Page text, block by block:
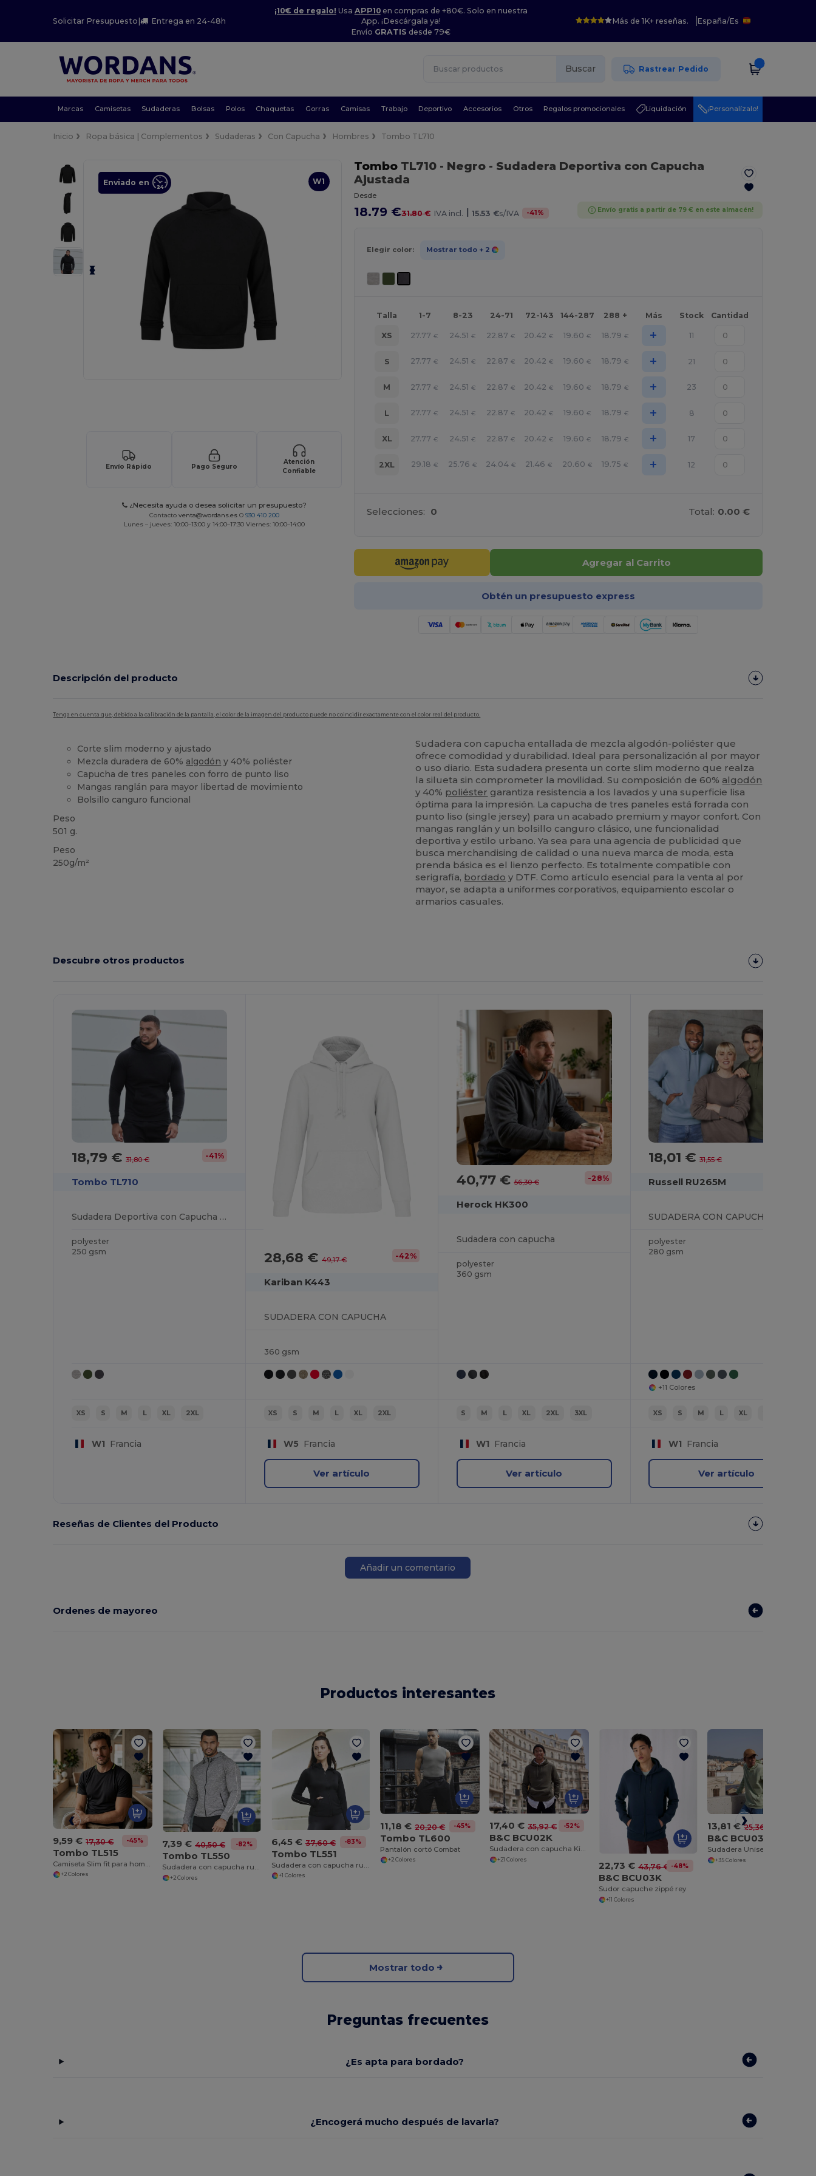
Solicitar Presupuesto | Entrega en 24-48h
¡10€ de regalo! Usa APP10en compras de +80€. Solo en nuestra
App. ¡Descárgala ya!
Envío GRATIS desde 79€
Más de 1K+ reseñas. España/Es
Buscar Rastrear Pedido
Marcas Camisetas Sudaderas Bolsas Polos Chaquetas Gorras Camisas Trabajo Deportivo Accesorios Otros Regalos promocionales Liquidación ¡Personalízalo!
Inicio Ropa básica | Complementos Sudaderas Con Capucha Hombres Tombo TL710
W1
Enviado en
Envío Rápido Pago Seguro
Atención
Confiable
¿Necesita ayuda o desea solicitar un presupuesto?
Contacto venta@wordans.es O 930 410 200
Lunes – jueves: 10:00–13:00 y 14:00–17:30 Viernes: 10:00–14:00
TomboTL710 - Negro- Sudadera Deportiva con Capucha
Ajustada
Desde
18.79 €31.80 € IVA incl. | 15.53 €s/IVA -41% Envío gratis a partir de 79 € en este almacén!
Elegir color: Mostrar todo + 2
Talla 1-7 8-23 24-71 72-143 144-287 288 + Más Stock Cantidad
XS 27.77 € 24.51 € 22.87 € 20.42 € 19.60 € 18.79 € + 11
S 27.77 € 24.51 € 22.87 € 20.42 € 19.60 € 18.79 € + 21
M 27.77 € 24.51 € 22.87 € 20.42 € 19.60 € 18.79 € + 23
L 27.77 € 24.51 € 22.87 € 20.42 € 19.60 € 18.79 € + 8
XL 27.77 € 24.51 € 22.87 € 20.42 € 19.60 € 18.79 € + 17
2XL 29.18 € 25.76 € 24.04 € 21.46 € 20.60 € 19.75 € + 12
Selecciones: 0 Total: 0.00 €
Agregar al Carrito
Obtén un presupuesto express
Descripción del producto
Tenga en cuenta que, debido a la calibración de la pantalla, el color de la imagen del producto puede no coincidir exactamente con el color real del producto.
Corte slim moderno y ajustado
Mezcla duradera de 60% algodón y 40% poliéster
Capucha de tres paneles con forro de punto liso
Mangas ranglán para mayor libertad de movimiento
Bolsillo canguro funcional
Peso
501 g.
Peso
250g/m²
Sudadera con capucha entallada de mezcla algodón-poliéster que
ofrece comodidad y durabilidad. Ideal para personalización al por mayor
o uso diario. Esta sudadera presenta un corte slim moderno que realza
la silueta sin comprometer la movilidad. Su composición de 60% algodón
y 40% poliéster garantiza resistencia a los lavados y una superficie lisa
óptima para la impresión. La capucha de tres paneles está forrada con
punto liso (single jersey) para un acabado premium y mayor confort. Con
mangas ranglán y un bolsillo canguro clásico, une funcionalidad
deportiva y estilo urbano. Ya sea para una agencia de publicidad que
busca merchandising de calidad o una nueva marca de moda, esta
prenda básica es el lienzo perfecto. Es totalmente compatible con
serigrafía, bordado y DTF. Como artículo esencial para la venta al por
mayor, se adapta a uniformes corporativos, equipamiento escolar o
armarios casuales.
Descubre otros productos
18,79 €31,80 € -41%
Tombo TL710
Sudadera Deportiva con Capucha Ajustada
polyester
250 gsm
XS S M L XL 2XL
W1 Francia
28,68 € 49,17 € -42%
Kariban K443
SUDADERA CON CAPUCHA
360 gsm
XS S M L XL 2XL
W5 Francia
Ver artículo
40,77 €56,30 € -28%
Herock HK300
Sudadera con capucha
polyester
360 gsm
S M L XL 2XL 3XL
W1 Francia
Ver artículo
18,01 €31,55 €
Russell RU265M
SUDADERA CON CAPUCHA
polyester
280 gsm
+11 Colores
XS S M L XL
W1 Francia
Ver artículo
Reseñas de Clientes del Producto
Añadir un comentario
Ordenes de mayoreo
Productos interesantes
9,59 € 17,30 € -45%
Tombo TL515
+2 Colores
7,39 € 40,50 € -82%
Tombo TL550
Sudadera con capucha running para hombre
+2 Colores
6,45 € 37,60 € -83%
Tombo TL551
Sudadera con capucha running para mujer
+1 Colores
11,18 € 20,20 € -45%
Tombo TL600
Pantalón cortó Combat
+2 Colores
17,40 € 35,92 € -52%
B&C BCU02K
Sudadera con capucha King
+21 Colores
22,73 € 43,76 € -48%
B&C BCU03K
Sudor capuche zippé rey
+11 Colores
13,81 € 25,36 €
B&C BCU03W
+35 Colores
Mostrar todo
Preguntas frecuentes
¿Es apta para bordado?
¿Encogerá mucho después de lavarla?